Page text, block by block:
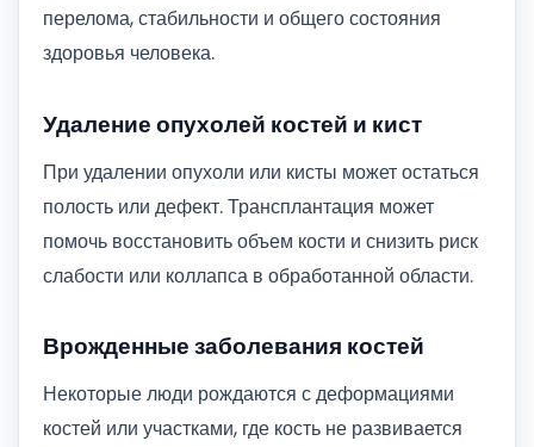
перелома, стабильности и общего состояния
здоровья человека.
Удаление опухолей костей и кист
При удалении опухоли или кисты может остаться
полость или дефект. Трансплантация может
помочь восстановить объем кости и снизить риск
слабости или коллапса в обработанной области.
Врожденные заболевания костей
Некоторые люди рождаются с деформациями
костей или участками, где кость не развивается